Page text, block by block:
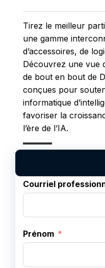
Tirez le meilleur
une gamme
d’accessoires, de
Découvrez une vue
de bout en bout de
conçues pour
informatique
favoriser la
l’ère de l’IA.
Courriel
Prénom